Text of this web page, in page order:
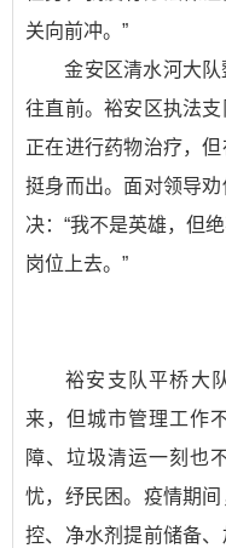
关向前冲。”
金安区清水河大队
往直前。裕安区执法支
正在进行药物治疗，
挺身而出。面对领导
决：“我不是英雄，但
岗位上去。”
裕安支队平桥大队
来，但城市管理工作
障、垃圾清运一刻也
忧，纾民困。疫情期
控、净水剂提前储备